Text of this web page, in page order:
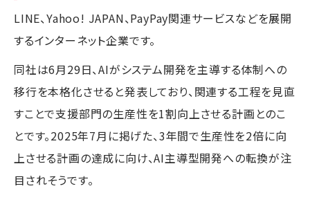
LINE、Yahoo! JAPAN、PayPay関連サービスなどを展開
するインターネット企業です。
同社は6月29日、AIがシステム開発を主導する体制への
移行を本格化させると発表しており、関連する工程を見直
すことで支援部門の生産性を1割向上させる計画とのこ
とです。2025年7月に掲げた、3年間で生産性を2倍に向
上させる計画の達成に向け、AI主導型開発への転換が注
目されそうです。